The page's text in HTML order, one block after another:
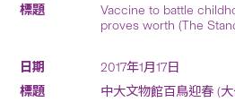
Vaccine to battle
proves worth (The
2017年1月17日
中大文物館百鳥迎春 (